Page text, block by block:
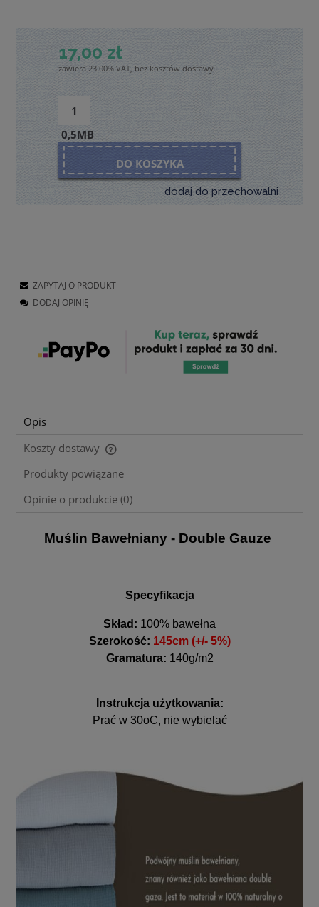
17,00 zł
zawiera 23.00% VAT, bez kosztów dostawy
0,5MB
DO KOSZYKA
dodaj do przechowalni
ZAPYTAJ O PRODUKT
DODAJ OPINIĘ
Opis
Koszty dostawy
Cena nie zawiera ewentualnych kosztów płatności
Produkty powiązane
Opinie o produkcie (0)
Muślin Bawełniany - Double Gauze
Specyfikacja
Skład: 100% bawełna
Szerokość: 145cm (+/- 5%)
Gramatura: 140g/m2
Instrukcja użytkowania:
Prać w 30oC, nie wybielać